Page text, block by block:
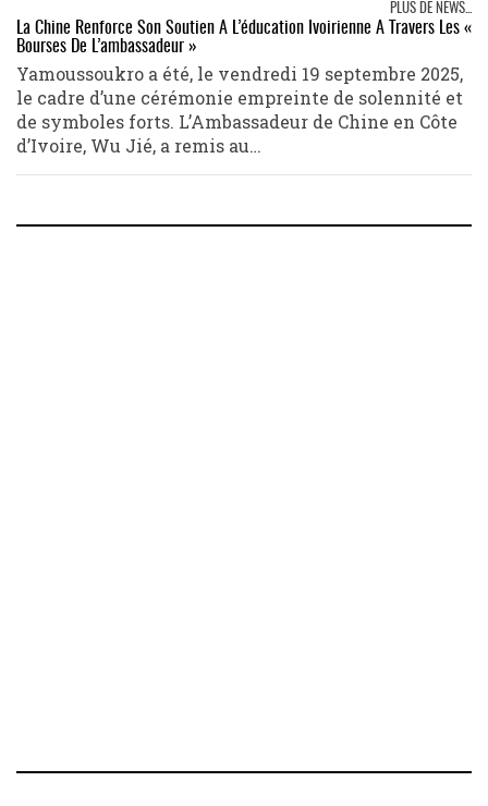
PLUS DE NEWS...
La Chine Renforce Son Soutien À L’éducation Ivoirienne À Travers Les «
Bourses De L’ambassadeur »
Yamoussoukro a été, le vendredi 19 septembre 2025,
le cadre d’une cérémonie empreinte de solennité et
de symboles forts. L’Ambassadeur de Chine en Côte
d’Ivoire, Wu Jié, a remis au…